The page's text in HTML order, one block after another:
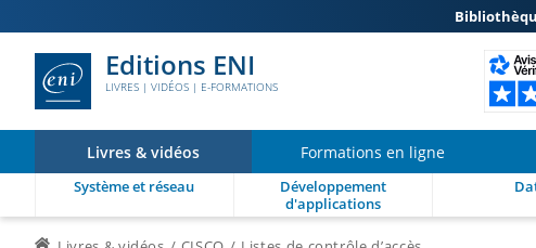
Editions ENI
LIVRES | VIDÉOS | E-FORMATIONS
Livres & vidéos Formations en ligne
Système et réseau
Développement
d'applications